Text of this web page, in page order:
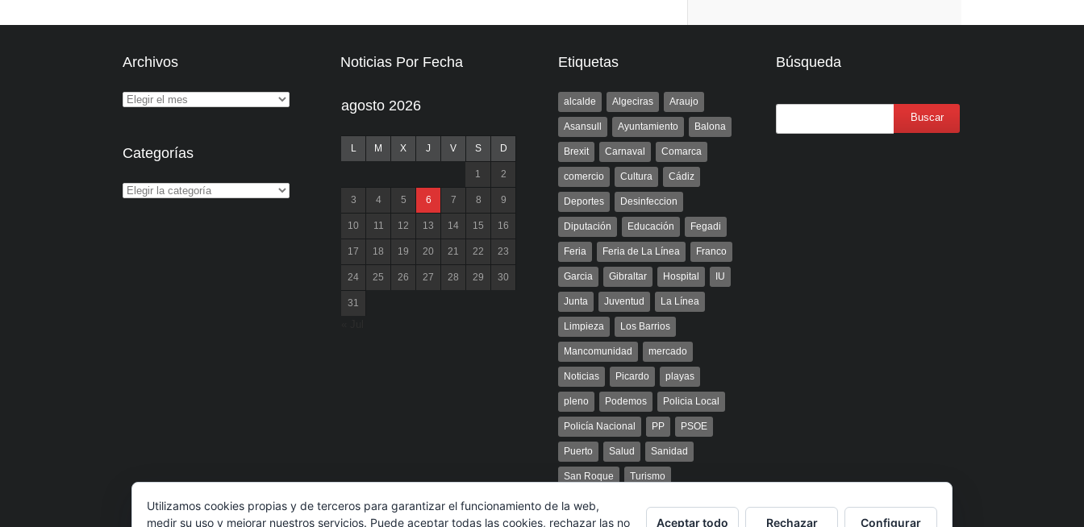
Archivos
Categorías
Noticias Por Fecha
agosto 2026
L M X J V S D
1 2
3 4 5 6 7 8 9
10 11 12 13 14 15 16
17 18 19 20 21 22 23
24 25 26 27 28 29 30
31
Etiquetas
alcalde Algeciras Araujo
Asansull Ayuntamiento Balona
Brexit Carnaval Comarca
comercio Cultura Cádiz
Deportes Desinfeccion
Diputación Educación Fegadi
Feria Feria de La Línea Franco
Garcia Gibraltar Hospital IU
Junta Juventud La Línea
Limpieza Los Barrios
Mancomunidad mercado
Noticias Picardo playas
pleno Podemos Policia Local
Policía Nacional PP PSOE
Puerto Salud Sanidad
San Roque Turismo
Búsqueda
Utilizamos cookies propias y de terceros para garantizar el funcionamiento de la web,
medir su uso y mejorar nuestros servicios. Puede aceptar todas las cookies, rechazar las no
Aceptar todo Rechazar Configurar